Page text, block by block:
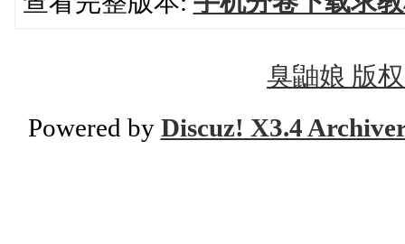
臭鼬娘 版
Powered by Discuz! X3.4